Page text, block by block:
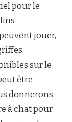
CHAT
pour le
jouer,
sur le
être
donnerons
à chat pour